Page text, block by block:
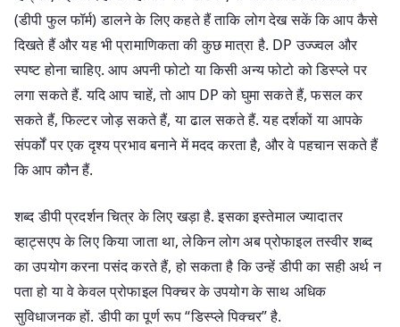
(डीपी फुल फॉर्म) डालने के लिए कहते हैं ताकि लोग देख सकें कि आप कैसे
दिखते हैं और यह भी प्रामाणिकता की कुछ मात्रा है. DP उज्ज्वल और
स्पष्ट होना चाहिए. आप अपनी फोटो या किसी अन्य फोटो को डिस्प्ले पर
लगा सकते हैं. यदि आप चाहें, तो आप DP को घुमा सकते हैं, फसल कर
सकते हैं, फिल्टर जोड़ सकते हैं, या ढाल सकते हैं. यह दर्शकों या आपके
संपर्कों पर एक दृश्य प्रभाव बनाने में मदद करता है, और वे पहचान सकते हैं
कि आप कौन हैं.
शब्द डीपी प्रदर्शन चित्र के लिए खड़ा है. इसका इस्तेमाल ज्यादातर
व्हाट्सएप के लिए किया जाता था, लेकिन लोग अब प्रोफाइल तस्वीर शब्द
का उपयोग करना पसंद करते हैं, हो सकता है कि उन्हें डीपी का सही अर्थ न
पता हो या वे केवल प्रोफाइल पिक्चर के उपयोग के साथ अधिक
सुविधाजनक हों. डीपी का पूर्ण रूप “डिस्प्ले पिक्चर” है.